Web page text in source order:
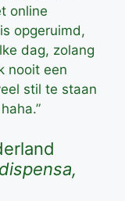
online
opgeruimd,
dag, zolang
nooit een
stil te staan
dispensa,